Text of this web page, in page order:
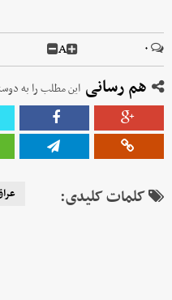
۰ A
هم رسانی این مطلب را به
کلمات کلیدی: